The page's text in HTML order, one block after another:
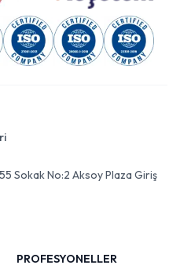
Sokak No:2 Aksoy Plaza Giriş
PROFESYONELLER